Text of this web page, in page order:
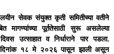
सेवक संयुक्त कृती समितीच्या वतीने
मागण्यांच्या पूर्ततेसाठी सुरू असलेल्या
उत्साहात व निर्धाराने पार पडला.
दिनांक १८ मे २०२६ पासून झाली असून